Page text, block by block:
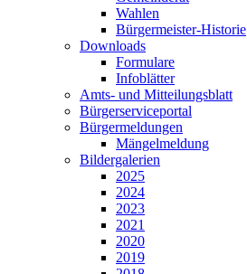
Wahlen
Bürgermeister-Historie
Downloads
Formulare
Infoblätter
Amts- und Mitteilungsblatt
Bürgerserviceportal
Bürgermeldungen
Mängelmeldung
Bildergalerien
2025
2024
2023
2021
2020
2019